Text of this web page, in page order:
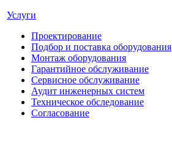
Услуги
Проектирование
Подбор и поставка оборудования
Монтаж оборудования
Гарантийное обслуживание
Сервисное обслуживание
Аудит инженерных систем
Техническое обследование
Согласование